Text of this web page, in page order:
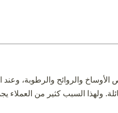
والروائح والرطوبة، وعند
ولهذا السبب كثير من العملاء